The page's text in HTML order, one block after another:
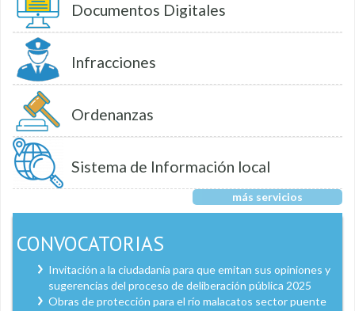
Documentos Digitales
Infracciones
Ordenanzas
Sistema de Información local
más servicios
CONVOCATORIAS
Invitación a la ciudadanía para que emitan sus opiniones y
sugerencias del proceso de deliberación pública 2025
Obras de protección para el río malacatos sector puente